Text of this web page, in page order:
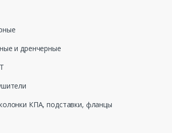
и дренчерные
КПА, подставки, фланцы